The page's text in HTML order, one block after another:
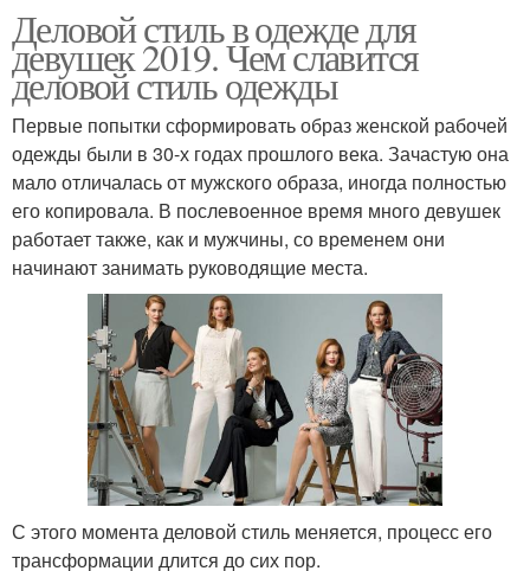
Деловой стиль в одежде для
девушек 2019. Чем славится
деловой стиль одежды
Первые попытки сформировать образ женской рабочей
одежды были в 30-х годах прошлого века. Зачастую она
мало отличалась от мужского образа, иногда полностью
его копировала. В послевоенное время много девушек
работает также, как и мужчины, со временем они
начинают занимать руководящие места.
С этого момента деловой стиль меняется, процесс его
трансформации длится до сих пор.